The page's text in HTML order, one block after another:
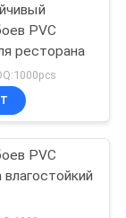
PVC
ресторана
PVC